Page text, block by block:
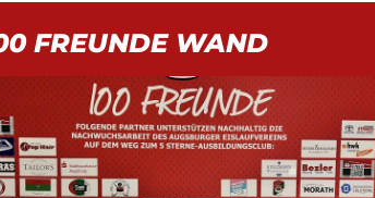
FREUNDE WAND